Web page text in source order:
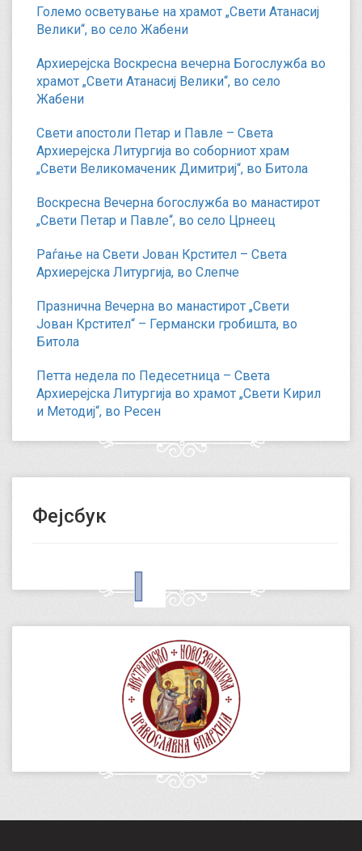
Големо осветување на храмот „Свети Атанасиј
Велики“, во село Жабени
Архиерејска Воскресна вечерна Богослужба во
храмот „Свети Атанасиј Велики“, во село
Жабени
Свети апостоли Петар и Павле – Света
Архиерејска Литургија во соборниот храм
„Свети Великомаченик Димитриј“, во Битола
Воскресна Вечерна богослужба во манастирот
„Свети Петар и Павле“, во село Црнеец
Раѓање на Свети Јован Крстител – Света
Архиерејска Литургија, во Слепче
Празнична Вечерна во манастирот „Свети
Јован Крстител“ – Германски гробишта, во
Битола
Петта недела по Педесетница – Света
Архиерејска Литургија во храмот „Свети Кирил
и Методиј“, во Ресен
Фејсбук